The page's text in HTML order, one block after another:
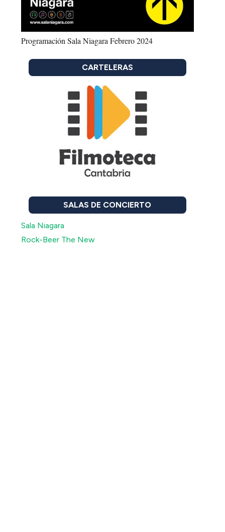
Programación Sala Niagara Febrero 2024
CARTELERAS
SALAS DE CONCIERTO
Sala Niagara
Rock-Beer The New